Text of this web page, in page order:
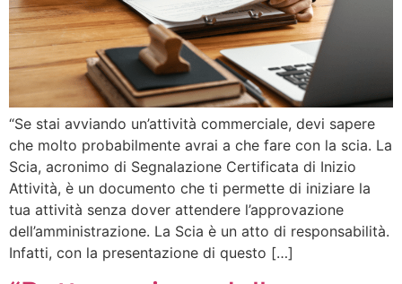
“Se stai avviando un’attività commerciale, devi sapere
che molto probabilmente avrai a che fare con la scia. La
Scia, acronimo di Segnalazione Certificata di Inizio
Attività, è un documento che ti permette di iniziare la
tua attività senza dover attendere l’approvazione
dell’amministrazione. La Scia è un atto di responsabilità.
Infatti, con la presentazione di questo […]